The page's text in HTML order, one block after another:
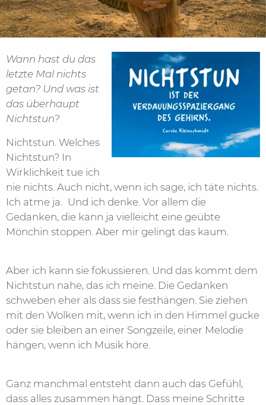
Wann hast du das
letzte Mal nichts
getan? Und was ist
das überhaupt
Nichtstun?
Nichtstun. Welches
Nichtstun? In
Wirklichkeit tue ich
nie nichts. Auch nicht, wenn ich sage, ich täte nichts.
Ich atme ja.
Und ich denke. Vor allem die
Gedanken, die kann ja vielleicht eine geübte
Mönchin stoppen. Aber mir gelingt das kaum.
Aber ich kann sie fokussieren. Und das kommt dem
Nichtstun nahe, das ich meine. Die Gedanken
schweben eher als dass sie festhängen. Sie ziehen
mit den Wolken mit, wenn ich in den Himmel gucke
oder sie bleiben an einer Songzeile, einer Melodie
hängen, wenn ich Musik höre.
Ganz manchmal entsteht dann auch das Gefühl,
dass alles zusammen hängt. Dass meine Schritte